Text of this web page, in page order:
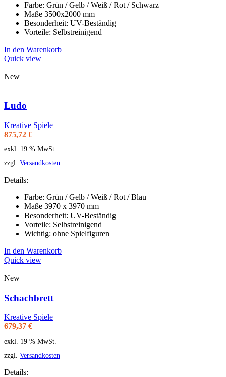
Farbe: Grün / Gelb / Weiß / Rot / Schwarz
Maße 3500x2000 mm
Besonderheit: UV-Beständig
Vorteile: Selbstreinigend
In den Warenkorb
Quick view
New
Ludo
Kreative Spiele
875,72 €
exkl. 19 % MwSt.
zzgl. Versandkosten
Details:
Farbe: Grün / Gelb / Weiß / Rot / Blau
Maße 3970 x 3970 mm
Besonderheit: UV-Beständig
Vorteile: Selbstreinigend
Wichtig: ohne Spielfiguren
In den Warenkorb
Quick view
New
Schachbrett
Kreative Spiele
679,37 €
exkl. 19 % MwSt.
zzgl. Versandkosten
Details: